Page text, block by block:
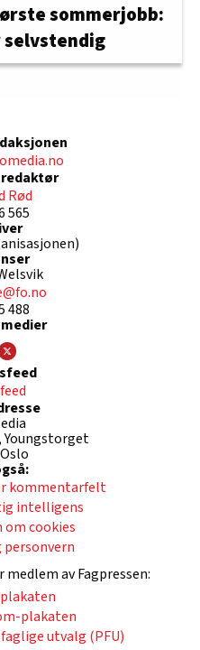
sommerjobb:
selvstendig
Rød
565
488
Youngstorget
kommentarfelt
intelligens
om cookies
personvern
medlem av Fagpressen:
plakaten
faglige utvalg (PFU)